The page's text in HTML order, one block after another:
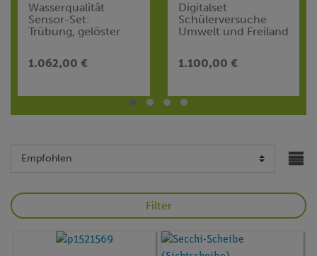
Wasserqualität
Sensor-Set:
Trübung, gelöster
Salzgehalt,
Temperatur
1.062,00 €
Digitalset
Schülerversuche
Umwelt und Freiland
TESS advanced
1.100,00 €
Filter